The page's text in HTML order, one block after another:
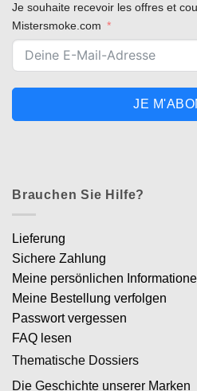
Je souhaite recevoir les offres et
Mistersmoke.com
JE
Brauchen Sie Hilfe?
Lieferung
Sichere Zahlung
Meine persönlichen
Meine Bestellung verfolgen
Passwort vergessen
FAQ lesen
Thematische Dossiers
Die Geschichte unserer Marken